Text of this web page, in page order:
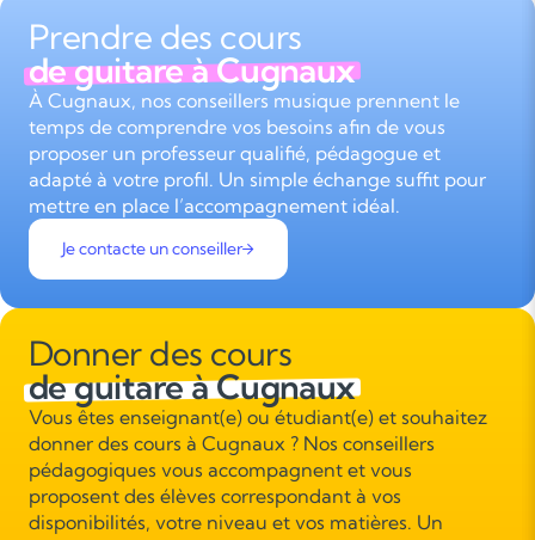
Prendre des cours
de guitare à Cugnaux
À Cugnaux, nos conseillers musique prennent le
temps de comprendre vos besoins afin de vous
proposer un professeur qualifié, pédagogue et
adapté à votre profil. Un simple échange suffit pour
mettre en place l’accompagnement idéal.
Je contacte un conseiller
Donner des cours
de guitare à Cugnaux
Vous êtes enseignant(e) ou étudiant(e) et souhaitez
donner des cours à Cugnaux ? Nos conseillers
pédagogiques vous accompagnent et vous
proposent des élèves correspondant à vos
disponibilités, votre niveau et vos matières. Un